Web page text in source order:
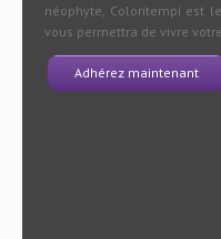
néophyte, Coloritempi est
vous permettra de vivre
Adhérez maintenant